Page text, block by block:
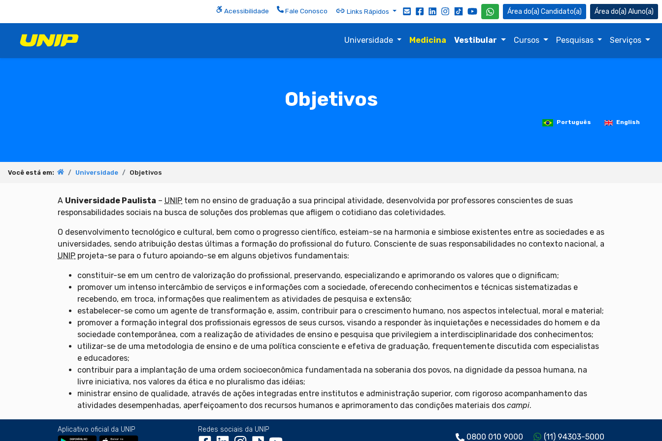
Acessibilidade Fale Conosco Links Rápidos Candidato(a) Aluno(a)
Universidade Medicina Vestibular Cursos Pesquisas Serviços
Objetivos
Português English
Você está em: Universidade Objetivos
A Universidade Paulista – UNIP tem no ensino de graduação a sua principal atividade, desenvolvida por professores conscientes de suas
responsabilidades sociais na busca de soluções dos problemas que afligem o cotidiano das coletividades.
O desenvolvimento tecnológico e cultural, bem como o progresso científico, esteiam-se na harmonia e simbiose existentes entre as sociedades e as
universidades, sendo atribuição destas últimas a formação do profissional do futuro. Consciente de suas responsabilidades no contexto nacional, a
UNIP projeta-se para o futuro apoiando-se em alguns objetivos fundamentais:
constituir-se em um centro de valorização do profissional, preservando, especializando e aprimorando os valores que o dignificam;
promover um intenso intercâmbio de serviços e informações com a sociedade, oferecendo conhecimentos e técnicas sistematizadas e
recebendo, em troca, informações que realimentem as atividades de pesquisa e extensão;
estabelecer-se como um agente de transformação e, assim, contribuir para o crescimento humano, nos aspectos intelectual, moral e material;
promover a formação integral dos profissionais egressos de seus cursos, visando a responder às inquietações e necessidades do homem e da
sociedade contemporânea, com a realização de atividades de ensino e pesquisa que privilegiem a interdisciplinaridade dos conhecimentos;
utilizar-se de uma metodologia de ensino e de uma política consciente e efetiva de graduação, frequentemente discutida com especialistas
e educadores;
contribuir para a implantação de uma ordem socioeconômica fundamentada na soberania dos povos, na dignidade da pessoa humana, na
livre iniciativa, nos valores da ética e no pluralismo das idéias;
ministrar ensino de qualidade, através de ações integradas entre institutos e administração superior, com rigoroso acompanhamento das
atividades desempenhadas, aperfeiçoamento dos recursos humanos e aprimoramento das condições materiais dos campi.
Aplicativo oficial da UNIP Redes sociais da UNIP
0800 010 9000 (11) 94303-5000